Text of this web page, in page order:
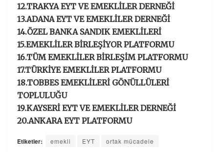
12.TRAKYA EYT VE EMEKLİLER DERNEĞİ
13.ADANA EYT VE EMEKLİLER DERNEĞİ
14.ÖZEL BANKA SANDIK EMEKLİLERİ
15.EMEKLİLER BİRLEŞİYOR PLATFORMU
16.TÜM EMEKLİLER BİRLEŞİM PLATFORMU
17.TÜRKİYE EMEKLİLER PLATFORMU
18.TOBBES EMEKLİLERİ GÖNÜLLÜLERİ
TOPLULUĞU
19.KAYSERİ EYT VE EMEKLİLER DERNEĞİ
20.ANKARA EYT PLATFORMU
Etiketler: emekli EYT ortak mücadele